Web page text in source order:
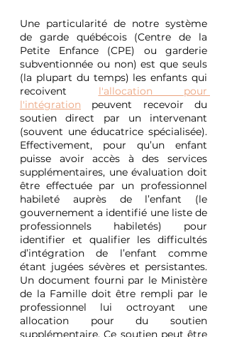
Une particularité de notre système
de garde québécois (Centre de la
Petite Enfance (CPE) ou garderie
subventionnée ou non) est que seuls
(la plupart du temps) les enfants qui
recoivent l'allocation pour
l'intégration peuvent recevoir du
soutien direct par un intervenant
(souvent une éducatrice spécialisée).
Effectivement, pour qu’un enfant
puisse avoir accès à des services
supplémentaires, une évaluation doit
être effectuée par un professionnel
habileté auprès de l’enfant (le
gouvernement a identifié une liste de
professionnels habiletés) pour
identifier et qualifier les difficultés
d’intégration de l’enfant comme
étant jugées sévères et persistantes.
Un document fourni par le Ministère
de la Famille doit être rempli par le
professionnel lui octroyant une
allocation pour du soutien
supplémentaire. Ce soutien peut être